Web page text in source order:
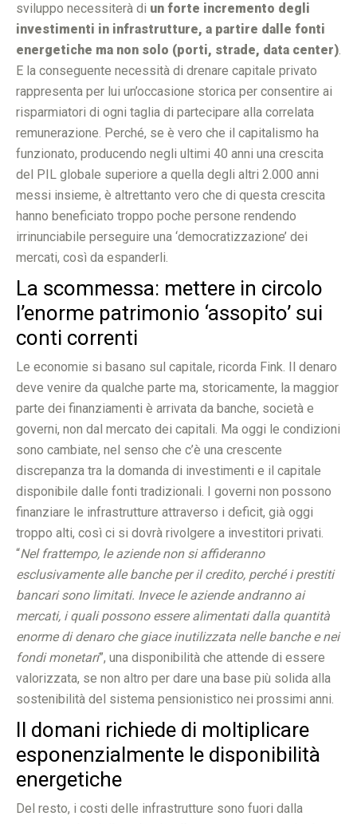
sviluppo necessiterà di un forte incremento degli
investimenti in infrastrutture, a partire dalle fonti
energetiche ma non solo (porti, strade, data center).
E la conseguente necessità di drenare capitale privato
rappresenta per lui un’occasione storica per consentire ai
risparmiatori di ogni taglia di partecipare alla correlata
remunerazione. Perché, se è vero che il capitalismo ha
funzionato, producendo negli ultimi 40 anni una crescita
del PIL globale superiore a quella degli altri 2.000 anni
messi insieme, è altrettanto vero che di questa crescita
hanno beneficiato troppo poche persone rendendo
irrinunciabile perseguire una ‘democratizzazione’ dei
mercati, così da espanderli.
La scommessa: mettere in circolo
l’enorme patrimonio ‘assopito’ sui
conti correnti
Le economie si basano sul capitale, ricorda Fink. Il denaro
deve venire da qualche parte ma, storicamente, la maggior
parte dei finanziamenti è arrivata da banche, società e
governi, non dal mercato dei capitali. Ma oggi le condizioni
sono cambiate, nel senso che c’è una crescente
discrepanza tra la domanda di investimenti e il capitale
disponibile dalle fonti tradizionali. I governi non possono
finanziare le infrastrutture attraverso i deficit, già oggi
troppo alti, così ci si dovrà rivolgere a investitori privati.
“Nel frattempo, le aziende non si affideranno
esclusivamente alle banche per il credito, perché i prestiti
bancari sono limitati. Invece le aziende andranno ai
mercati, i quali possono essere alimentati dalla quantità
enorme di denaro che giace inutilizzata nelle banche e nei
fondi monetari”, una disponibilità che attende di essere
valorizzata, se non altro per dare una base più solida alla
sostenibilità del sistema pensionistico nei prossimi anni.
Il domani richiede di moltiplicare
esponenzialmente le disponibilità
energetiche
Del resto, i costi delle infrastrutture sono fuori dalla